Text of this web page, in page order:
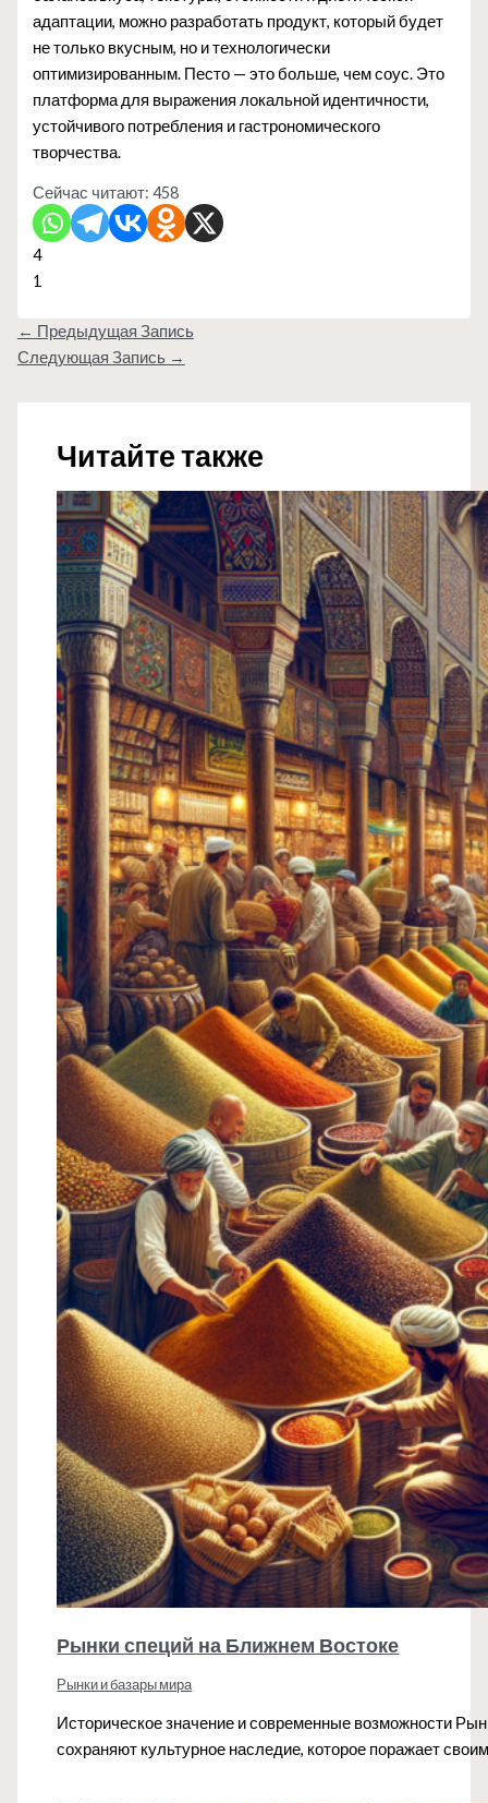
адаптации, можно разработать продукт, который будет
не только вкусным, но и технологически
оптимизированным. Песто — это больше, чем соус. Это
платформа для выражения локальной идентичности,
устойчивого потребления и гастрономического
творчества.
Сейчас читают: 458
4
1
← Предыдущая Запись
Следующая Запись →
Читайте также
Рынки специй на Ближнем Востоке
Рынки и базары мира
Историческое значение и современные возможности
сохраняют культурное наследие, которое поражает